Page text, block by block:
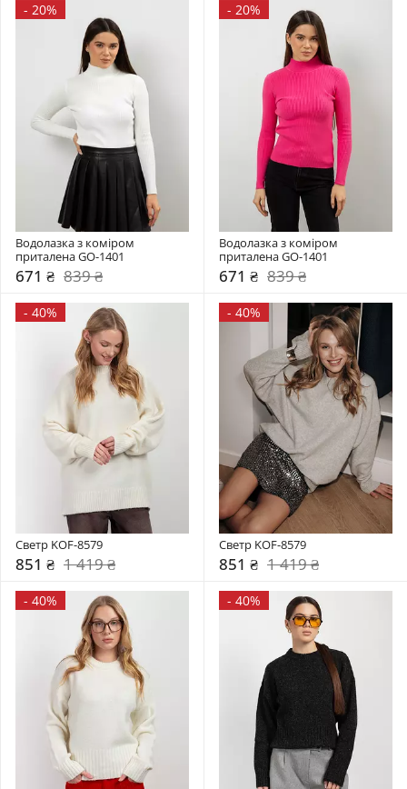
- 20%
Водолазка з коміром
приталена GO-1401
671 ₴ 839 ₴
- 20%
Водолазка з коміром
приталена GO-1401
671 ₴ 839 ₴
- 40%
Светр KOF-8579
851 ₴ 1 419 ₴
- 40%
Светр KOF-8579
851 ₴ 1 419 ₴
- 40% - 40%